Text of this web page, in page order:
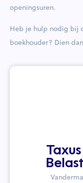
openingsuren.
Heb je hulp nodig bij
boekhouder? Dien dan